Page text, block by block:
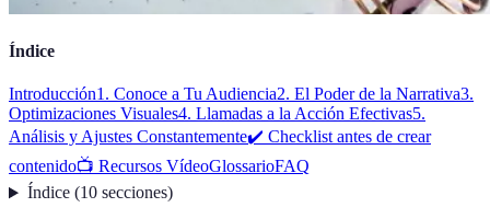
Índice
Introducción1. Conoce a Tu Audiencia2. El Poder de la Narrativa3.
Optimizaciones Visuales4. Llamadas a la Acción Efectivas5.
Análisis y Ajustes Constantemente✔️ Checklist antes de crear
contenido📺 Recursos VídeoGlossarioFAQ
Índice(10 secciones)